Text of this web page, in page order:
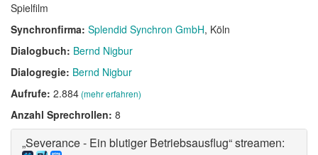
Spielfilm
Synchronfirma: Splendid Synchron GmbH, Köln
Dialogbuch: Bernd Nigbur
Dialogregie: Bernd Nigbur
Aufrufe: 2.884(mehr erfahren)
Anzahl Sprechrollen: 8
„Severance - Ein blutiger Betriebsausflug“ streamen: